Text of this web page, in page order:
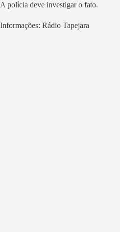
A polícia deve investigar o fato.
Informações: Rádio Tapejara